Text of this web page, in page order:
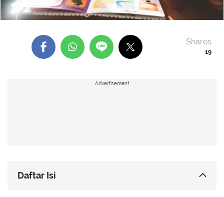
19
Shares
Advertisement
Daftar Isi